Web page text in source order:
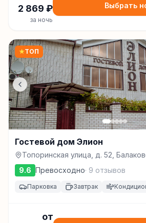
2 869 ₽
за ночь
Выбрать
★ТОП
Гостевой дом Элион
Топоринская улица, д. 52,
9.6 Превосходно· 9 отзывов
Парковка Завтрак
от